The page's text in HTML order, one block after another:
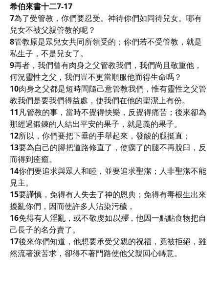
希伯來書十二7-17
7為了受管教，你們要忍受。神待你們如同待兒女。哪有
兒女不被父親管教的呢？
8管教原是眾兒女共同所領受的；你們若不受管教，就是
私生子，不是兒女了。
9再者，我們曾有肉身之父管教我們，我們尚且敬重他，
何況靈性之父，我們豈不更當順服他而得生命嗎？
10肉身之父都是短時間隨己意管教我們，惟有靈性之父管
教我們是要我們得益處，使我們在他的聖潔上有份。
11凡管教的事，當時不覺得快樂，反覺得痛苦；後來卻為
那經過鍛鍊的人結出平安的果子，就是義的果子。
12所以，你們要把下垂的手舉起來，發酸的腿挺直；
13要為自己的腳把道路修直了，使瘸了的腿不再脫臼，反
而得到痊癒。
14你們要追求與眾人和睦，並要追求聖潔；人非聖潔不能
見主。
15要謹慎，免得有人失去了神的恩典；免得有毒根生出來
擾亂你們，因而使許多人沾染污穢，
16免得有人淫亂，或不敬虔如以掃，他因一點點食物把自
己長子的名分賣了。
17後來你們知道，他想要承受父親的祝福，竟被拒絕，雖
然流著淚苦求，卻得不著門路使他父親回心轉意。